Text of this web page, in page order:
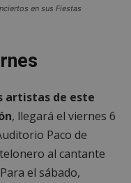
en sus Fiestas
artistas de este
, llegará el viernes 6
Paco de
al cantante
el sábado,